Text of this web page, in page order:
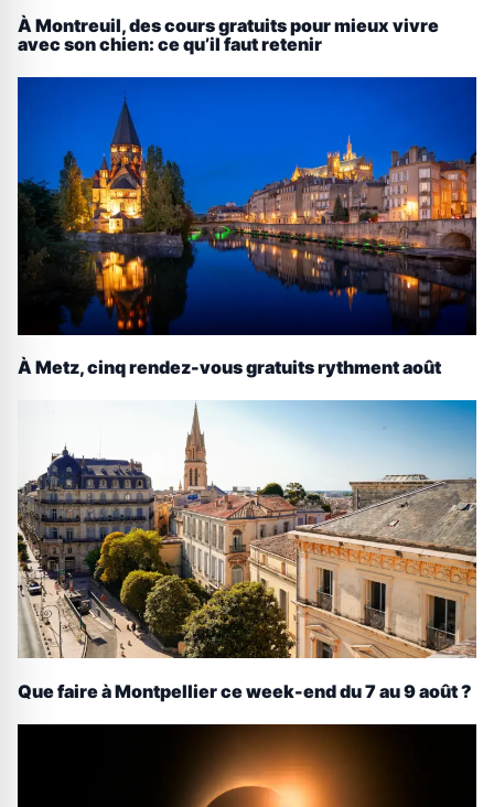
À Montreuil, des cours gratuits pour mieux vivre
avec son chien: ce qu’il faut retenir
À Metz, cinq rendez-vous gratuits rythment août
Que faire à Montpellier ce week-end du 7 au 9 août ?